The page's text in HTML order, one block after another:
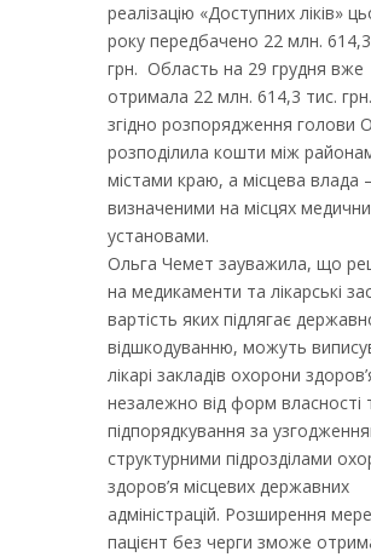
реалізацію «Доступних ліків»
року передбачено 22 млн.
грн. Область на 29 грудня вже
отримала 22 млн. 614,3 тис. грн.
згідно розпорядження голови
розподілила кошти між
містами краю, а місцева влада
визначеними на місцях
установами.
Ольга Чемет зауважила, що
на медикаменти та лікарські
вартість яких підлягає
відшкодуванню, можуть
лікарі закладів охорони
незалежно від форм власності
підпорядкування за
структурними підрозділами
здоров’я місцевих державних
адміністрацій. Розширення
пацієнт без черги зможе